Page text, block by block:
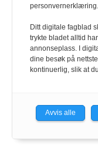
personvernerklæring.
Ditt digitale fagblad
trykte bladet alltid
annonseplass. I
dine besøk på
kontinuerlig, slik at
Avvis alle